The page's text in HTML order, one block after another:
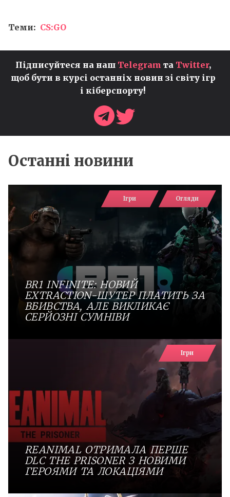
Теми: CS:GO
Підписуйтеся на наш Telegram та Twitter,
щоб бути в курсі останніх новин зі світу ігр
і кіберспорту!
Останні новини
Ігри Огляди
BR1 INFINITE: НОВИЙ
EXTRACTION-ШУТЕР ПЛАТИТЬ ЗА
ВБИВСТВА, АЛЕ ВИКЛИКАЄ
СЕРЙОЗНІ СУМНІВИ
Ігри
REANIMAL ОТРИМАЛА ПЕРШЕ
DLC THE PRISONER З НОВИМИ
ГЕРОЯМИ ТА ЛОКАЦІЯМИ